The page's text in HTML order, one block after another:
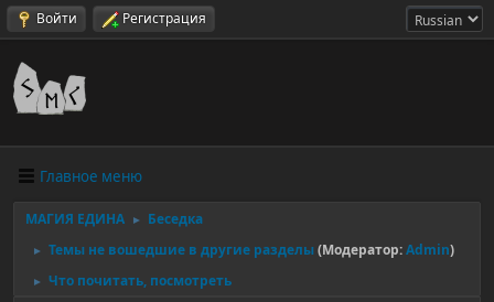
Войти Регистрация
Главное меню
МАГИЯ ЕДИНА ► Беседка
► Темы не вошедшие в другие разделы(Модератор:Admin)
► Что почитать, посмотреть